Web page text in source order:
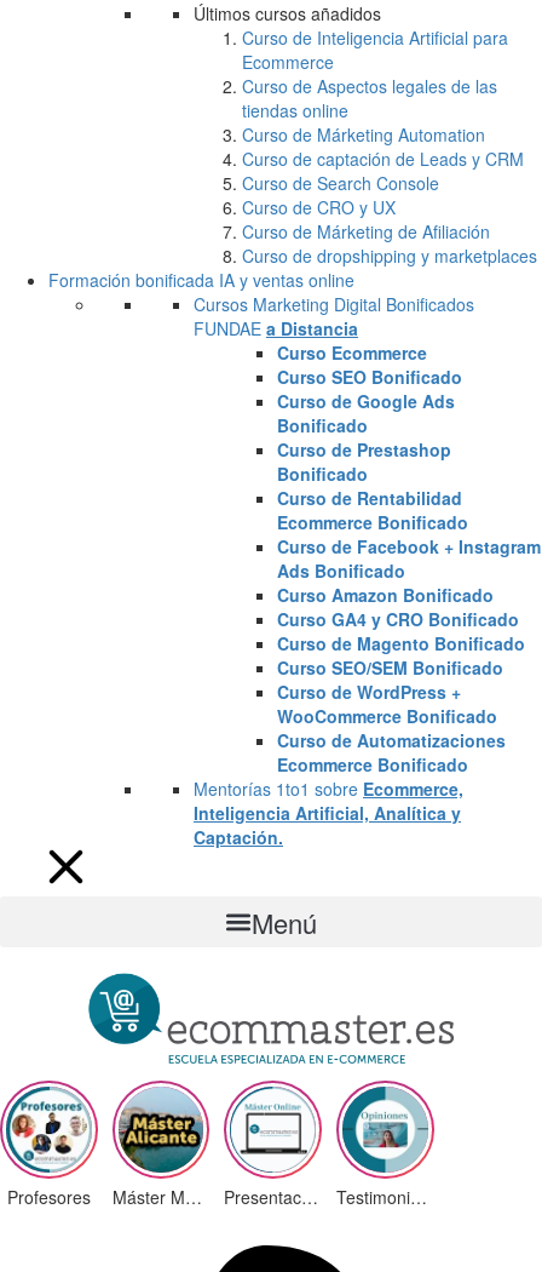
Últimos cursos añadidos
Curso de Inteligencia Artificial para
Ecommerce
Curso de Aspectos legales de las
tiendas online
Curso de Márketing Automation
Curso de captación de Leads y CRM
Curso de Search Console
Curso de CRO y UX
Curso de Márketing de Afiliación
Curso de dropshipping y marketplaces
Formación bonificada IA y ventas online
Cursos Marketing Digital Bonificados
FUNDAE a Distancia
Curso Ecommerce
Curso SEO Bonificado
Curso de Google Ads
Bonificado
Curso de Prestashop
Bonificado
Curso de Rentabilidad
Ecommerce Bonificado
Curso de Facebook + Instagram
Ads Bonificado
Curso Amazon Bonificado
Curso GA4 y CRO Bonificado
Curso de Magento Bonificado
Curso SEO/SEM Bonificado
Curso de WordPress +
WooCommerce Bonificado
Curso de Automatizaciones
Ecommerce Bonificado
Mentorías 1to1 sobre Ecommerce,
Inteligencia Artificial, Analítica y
Captación.
Menú
Profesores Máster Marketing Digital en Alicante Presentación ¡Nuevas Ediciones! Testimonios Alumnos